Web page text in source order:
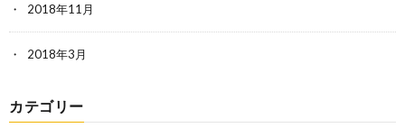
2018年11月
2018年3月
カテゴリー